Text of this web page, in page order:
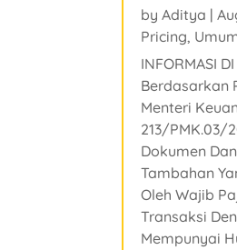
byAditya |
Pricing,
INFORMASI
Berdasarkan
Menteri
213/PMK.03/
Dokumen
Tambahan
Oleh Wajib
Transaksi
Mempunyai